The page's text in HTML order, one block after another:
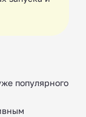
популярного